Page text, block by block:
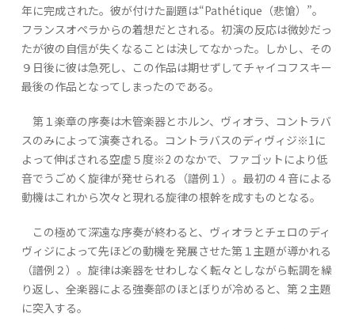
年に完成された。彼が付けた副題は“Pathétique（悲愴）”。
フランスオペラからの着想だとされる。初演の反応は微妙だっ
たが彼の自信が失くなることは決してなかった。しかし、その
９日後に彼は急死し、この作品は期せずしてチャイコフスキー
最後の作品となってしまったのである。
第１楽章の序奏は木管楽器とホルン、ヴィオラ、コントラバ
スのみによって演奏される。コントラバスのディヴィジ※1に
よって伸ばされる空虚５度※2 のなかで、ファゴットにより低
音でうごめく旋律が発せられる（譜例１）。最初の４音による
動機はこれから次々と現れる旋律の根幹を成すものとなる。
この極めて深遠な序奏が終わると、ヴィオラとチェロのディ
ヴィジによって先ほどの動機を発展させた第１主題が導かれる
（譜例２）。旋律は楽器をせわしなく転々としながら転調を繰
り返し、全楽器による強奏部のほとぼりが冷めると、第２主題
に突入する。